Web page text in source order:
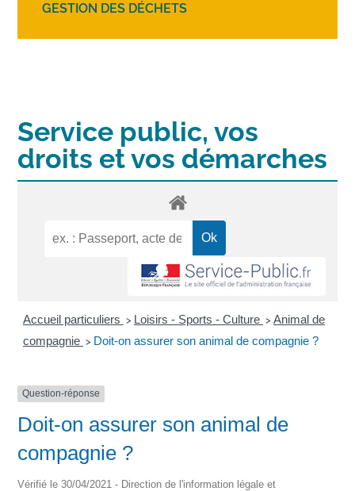
GESTION DES DÉCHETS
Service public, vos
droits et vos démarches
Accueil particuliers > Loisirs - Sports - Culture > Animal de
compagnie > Doit-on assurer son animal de compagnie ?
Question-réponse
Doit-on assurer son animal de
compagnie ?
Vérifié le 30/04/2021 - Direction de l'information légale et